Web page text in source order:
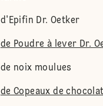
d'Epifin Dr. Oetker
de Poudre à lever Dr.
de noix moulues
de Copeaux de